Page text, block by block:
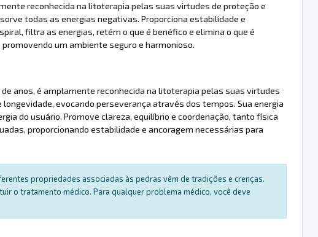
reconhecida na litoterapia pelas suas virtudes de proteção e
todas as energias negativas. Proporciona estabilidade e
filtra as energias, retém o que é benéfico e elimina o que é
um ambiente seguro e harmonioso.
anos, é amplamente reconhecida na litoterapia pelas suas virtudes
evocando perseverança através dos tempos. Sua energia
do usuário. Promove clareza, equilíbrio e coordenação, tanto física
proporcionando estabilidade e ancoragem necessárias para
propriedades associadas às pedras vêm de tradições e crenças.
o tratamento médico. Para qualquer problema médico, você deve